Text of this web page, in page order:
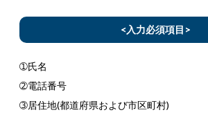
<入力必須項目>
➀氏名
➁電話番号
➂居住地(都道府県および市区町村)